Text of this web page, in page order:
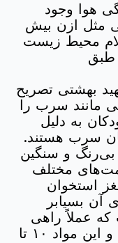
هوا وجود
مثل ازن بیش
محیط زیست
۱۵ روز – طبق
بهشتی تصریح
مانند سرب را
به دلیل
سرب هستند.
و سنگین
مختلف
استخوان
بسیابر
عملاً راهی
برای خارج‌سازی آن وجود ندارد و این مواد ۱۰ تا